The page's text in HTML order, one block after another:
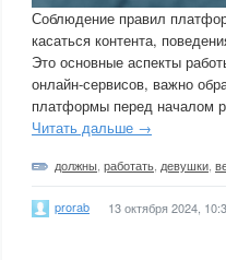
Соблюдение правил
касаться контента,
Это основные аспекты
онлайн-сервисов, важно
платформы перед началом
Читать дальше →
должны работать девушки
prorab 13 октября 2024,